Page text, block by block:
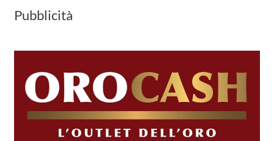
Pubblicità